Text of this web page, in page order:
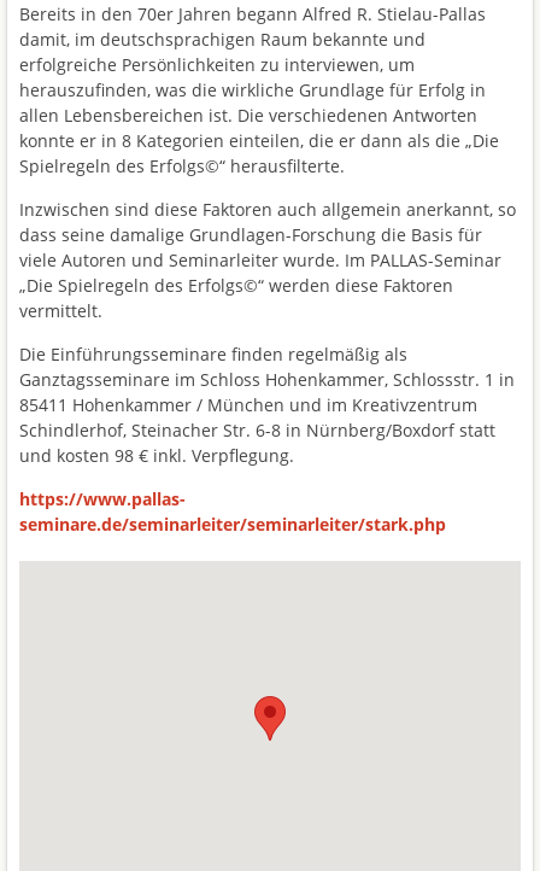
Bereits in den 70er Jahren begann Alfred R. Stielau-Pallas
damit, im deutschsprachigen Raum bekannte und
erfolgreiche Persönlichkeiten zu interviewen, um
herauszufinden, was die wirkliche Grundlage für Erfolg in
allen Lebensbereichen ist. Die verschiedenen Antworten
konnte er in 8 Kategorien einteilen, die er dann als die „Die
Spielregeln des Erfolgs©“ herausfilterte.
Inzwischen sind diese Faktoren auch allgemein anerkannt, so
dass seine damalige Grundlagen-Forschung die Basis für
viele Autoren und Seminarleiter wurde. Im PALLAS-Seminar
„Die Spielregeln des Erfolgs©“ werden diese Faktoren
vermittelt.
Die Einführungsseminare finden regelmäßig als
Ganztagsseminare im Schloss Hohenkammer, Schlossstr. 1 in
85411 Hohenkammer / München und im Kreativzentrum
Schindlerhof, Steinacher Str. 6-8 in Nürnberg/Boxdorf statt
und kosten 98 € inkl. Verpflegung.
https://www.pallas-
seminare.de/seminarleiter/seminarleiter/stark.php